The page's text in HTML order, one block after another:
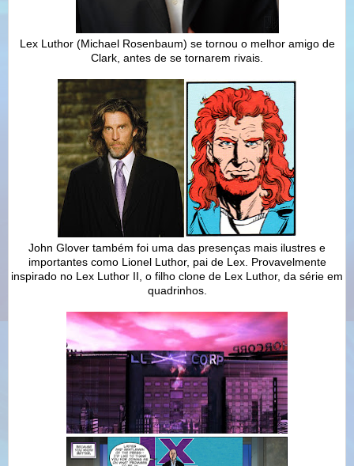
Lex Luthor (Michael Rosenbaum) se tornou o melhor amigo de
Clark, antes de se tornarem rivais.
John Glover também foi uma das presenças mais ilustres e
importantes como Lionel Luthor, pai de Lex. Provavelmente
inspirado no Lex Luthor II, o filho clone de Lex Luthor, da série em
quadrinhos.